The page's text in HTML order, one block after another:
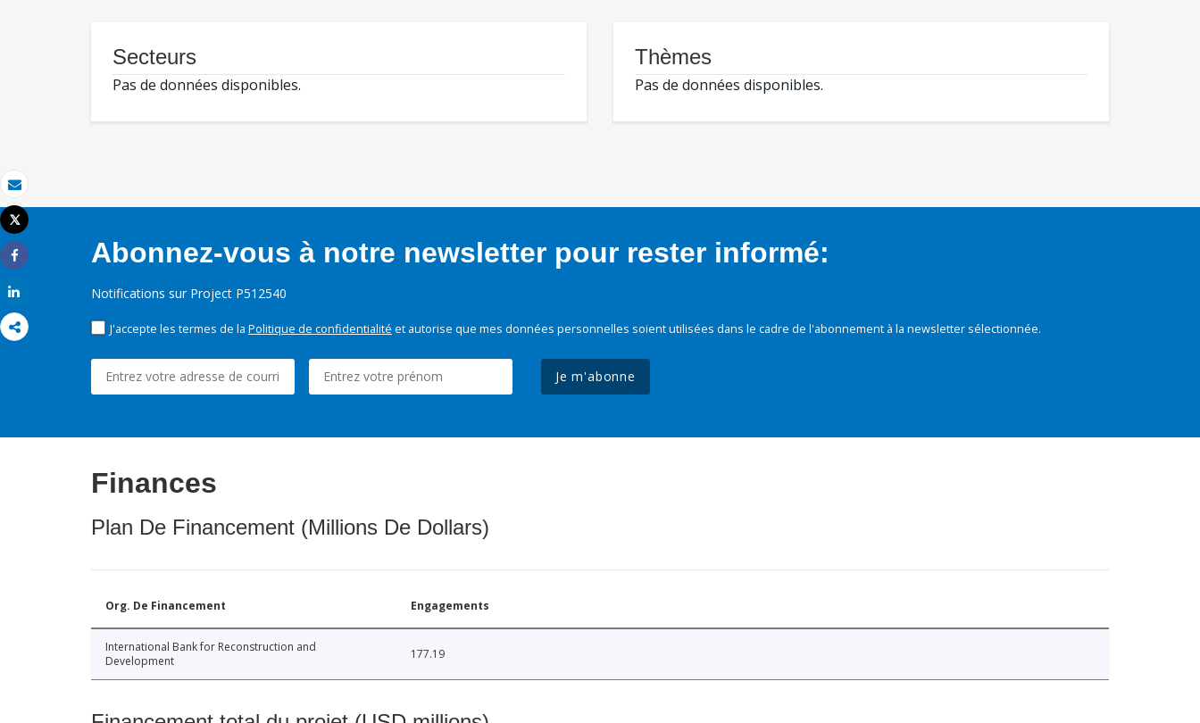
Email
Imprimer
Tweet
Share
Secteurs
Pas de données disponibles.
Thèmes
Pas de données disponibles.
Abonnez-vous à notre newsletter pour rester informé:
Notifications sur Project P512540
J'accepte les termes de la Politique de confidentialité et autorise que mes données personnelles soient utilisées dans le cadre de l'abonnement à la newsletter sélectionnée.
Je m'abonne
Finances
Plan De Financement (Millions De Dollars)
Org. De Financement Engagements
International Bank for Reconstruction and
Development
177.19